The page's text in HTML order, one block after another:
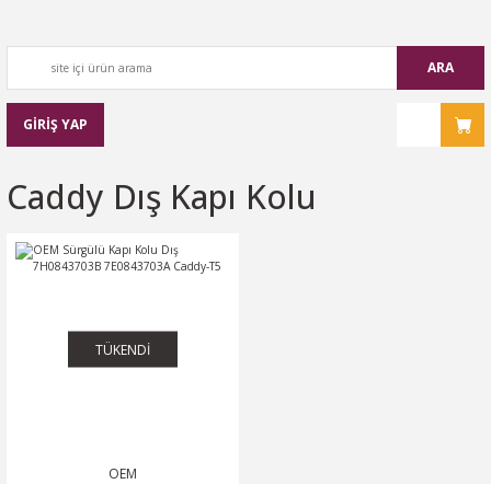
ARA
GİRİŞ YAP
Caddy Dış Kapı Kolu
TÜKENDİ
OEM